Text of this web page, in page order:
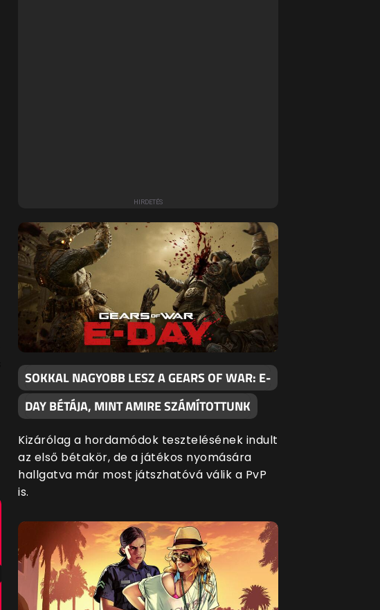
SOKKAL NAGYOBB LESZ A GEARS OF WAR: E-
DAY BÉTÁJA, MINT AMIRE SZÁMÍTOTTUNK
Kizárólag a hordamódok tesztelésének indult
az első bétakör, de a játékos nyomására
hallgatva már most játszhatóvá válik a PvP
is.